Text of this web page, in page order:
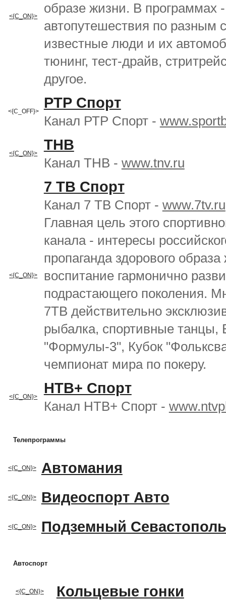
<{C_ON}>
образе жизни. В программах -
автопутешествия по разным
известные люди и их
тюнинг, тест-драйв,
другое.
<{C_OFF}>
РТР Спорт
Канал РТР Спорт -
<{C_ON}>
ТНВ
Канал ТНВ - www.tnv.ru
<{C_ON}>
7 ТВ Спорт
Канал 7 ТВ Спорт - www.7tv.ru
Главная цель этого
канала - интересы
пропаганда здорового
воспитание гармонично
подрастающего поколения.
7ТВ действительно
рыбалка, спортивные танцы,
"Формулы-3", Кубок
чемпионат мира по покеру.
<{C_ON}>
НТВ+ Спорт
Канал НТВ+ Спорт -
Телепрограммы
<{C_ON}> Автомания
<{C_ON}> Видеоспорт Авто
<{C_ON}> Подземный Севастополь
Автоспорт
<{C_ON}> Кольцевые гонки